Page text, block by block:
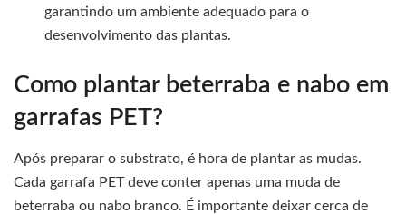
garantindo um ambiente adequado para o
desenvolvimento das plantas.
Como plantar beterraba e nabo em
garrafas PET?
Após preparar o substrato, é hora de plantar as mudas.
Cada garrafa PET deve conter apenas uma muda de
beterraba ou nabo branco. É importante deixar cerca de